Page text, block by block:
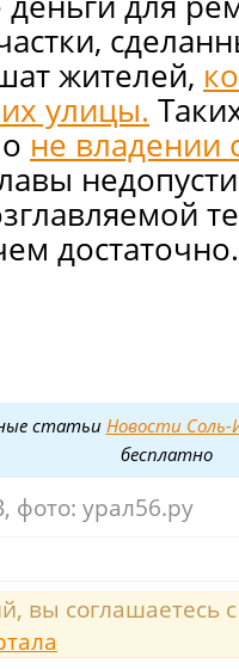
жителей,
улицы.
не владении
достаточно.
статьи Новости Соль-
бесплатно
урал56.ру
вы соглашаетесь